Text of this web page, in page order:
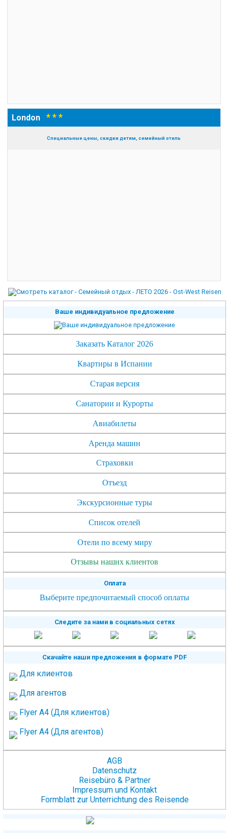
London* * *
Специальные цены, скидки детям, семейный отель
Ваше индивидуальное предложение
Заказать Каталог 2026
Квартиры в Испании
Старая версия
Санатории и Курорты
Авиабилеты
Аренда машин
Страховки
Отъезд
Экскурсионные туры
Список отелей
Отели по всему миру
Отзывы наших клиентов
Оплата
Выберите предпочитаемый способ оплаты
Следите за нами в социальных сетях
Скачайте наши предложения в формате PDF
Для клиентов
Для агентов
Flyer A4 (Для клиентов)
Flyer A4 (Для агентов)
AGB
Datenschutz
Reisebüro & Partner
Impressum und Kontakt
Formblatt zur Unterrichtung des Reisende